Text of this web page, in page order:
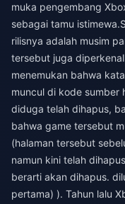
muka pengembang
sebagai tamu
rilisnya adalah musim
tersebut juga
menemukan bahwa
muncul di kode sumber
diduga telah dihapus,
bahwa game tersebut
(halaman tersebut
namun kini telah
berarti akan dihapus.
pertama) ). Tahun lalu